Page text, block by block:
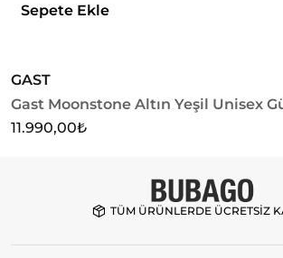
Sepete Ekle
GAST
Gast Moonstone Altın Yeşil Unisex
11.990,00₺
TÜM ÜRÜNLERDE ÜCRETSİZ